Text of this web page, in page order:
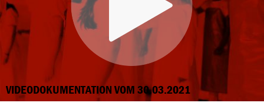
VIDEODOKUMENTATION VOM 30.03.2021